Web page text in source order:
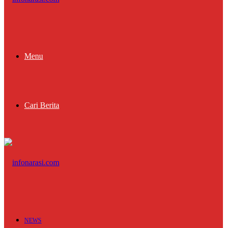
Menu
Cari Berita
NEWS